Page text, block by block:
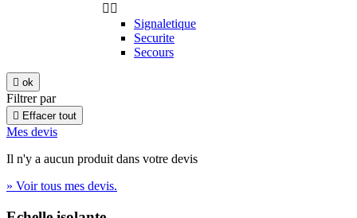
 
Signaletique
Securite
Secours
 ok
Filtrer par
 Effacer tout
Mes devis
Il n'y a aucun produit dans votre devis
» Voir tous mes devis.